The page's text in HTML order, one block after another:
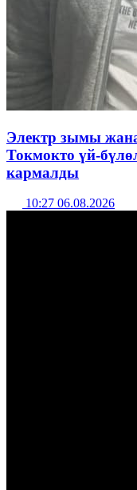
Электр зымы
Токмокто үй-
кармалды
10:27 06.08.2026